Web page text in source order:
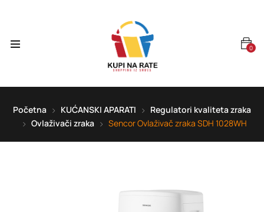
0
Početna KUĆANSKI APARATI
Regulatori kvaliteta zraka
Ovlaživači zraka
Sencor Ovlaživač zraka SDH 1028WH